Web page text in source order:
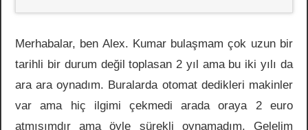
Merhabalar, ben Alex. Kumar bulaşmam çok uzun bir
tarihli bir durum değil toplasan 2 yıl ama bu iki yılı da
ara ara oynadım. Buralarda otomat dedikleri makinler
var ama hiç ilgimi çekmedi arada oraya 2 euro
atmışımdır ama öyle sürekli oynamadım. Gelelim